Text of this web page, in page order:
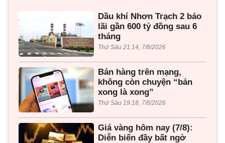
Dầu khí Nhơn Trạch 2 báo
lãi gần 600 tỷ đồng sau 6
tháng
Thứ Sáu 21:14, 7/8/2026
Bán hàng trên mạng,
không còn chuyện “bán
xong là xong”
Thứ Sáu 19:18, 7/8/2026
Giá vàng hôm nay (7/8):
Diễn biến đầy bất ngờ